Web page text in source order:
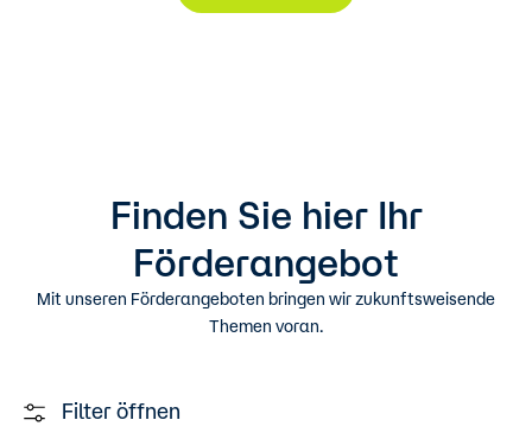
Finden Sie hier Ihr
Förderangebot
Mit unseren Förderangeboten bringen wir zukunftsweisende
Themen voran.
Filter öffnen